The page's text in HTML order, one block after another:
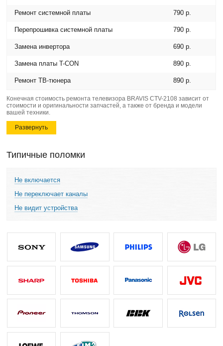
Ремонт системной платы 790 р.
Перепрошивка системной платы 790 р.
Замена инвертора 690 р.
Замена платы T-CON 890 р.
Ремонт ТВ-тюнера 890 р.
Конечная стоимость ремонта телевизора BRAVIS CTV-2108 зависит от
стоимости и оригинальности запчастей, а также от бренда и модели
вашей техники.
Развернуть
Типичные поломки
Не включается
Не переключает каналы
Не видит устройства